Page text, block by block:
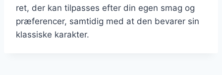
ret, der kan tilpasses efter din egen smag og
præferencer, samtidig med at den bevarer sin
klassiske karakter.